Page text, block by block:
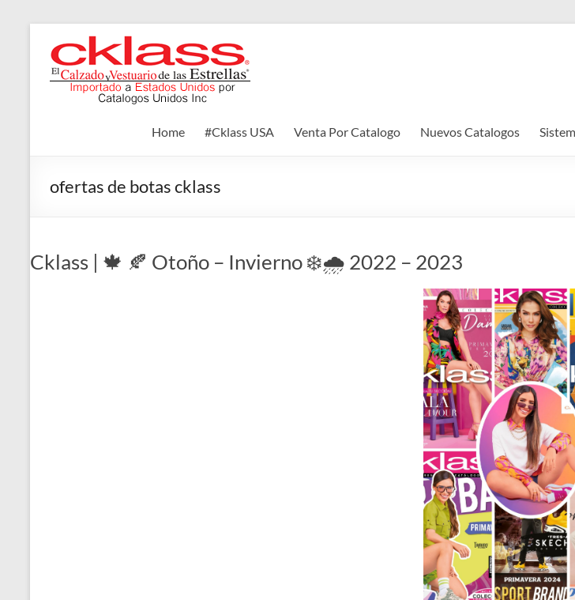
content
Cklass
El
las
Home #Cklass USA Venta Por Catalogo Nuevos Catalogos
ofertas de botas cklass
Cklass | 🍁 🍂 Otoño – Invierno ❄️🌧️ 2022 – 2023